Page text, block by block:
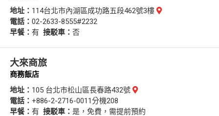
地址： 114台北市內湖區成功路五段462號3樓
電話： 02-2633-8555#2232
早餐： 有 接駁車： 否
大來商旅
商務飯店
地址： 105 台北市松山區長春路432號
電話： +886-2-2716-0011分機208
早餐： 有 接駁車： 是，免費，需提前預約